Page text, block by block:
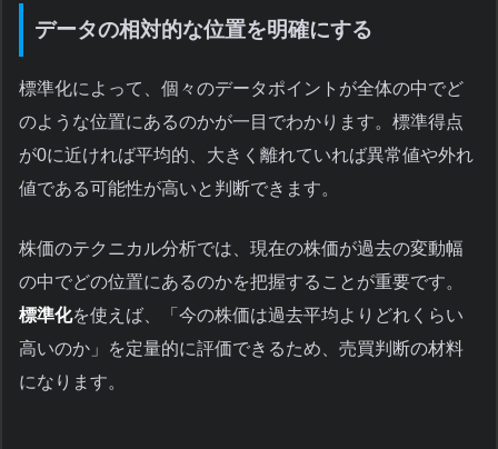
データの相対的な位置を明確にする
標準化によって、個々のデータポイントが全体の中でど
のような位置にあるのかが一目でわかります。標準得点
が0に近ければ平均的、大きく離れていれば異常値や外れ
値である可能性が高いと判断できます。
株価のテクニカル分析では、現在の株価が過去の変動幅
の中でどの位置にあるのかを把握することが重要です。
標準化を使えば、「今の株価は過去平均よりどれくらい
高いのか」を定量的に評価できるため、売買判断の材料
になります。